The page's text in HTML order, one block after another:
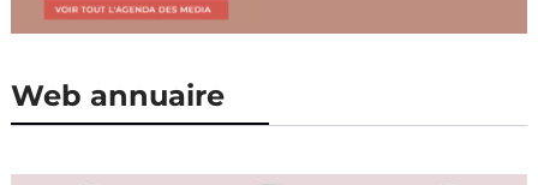
Web annuaire